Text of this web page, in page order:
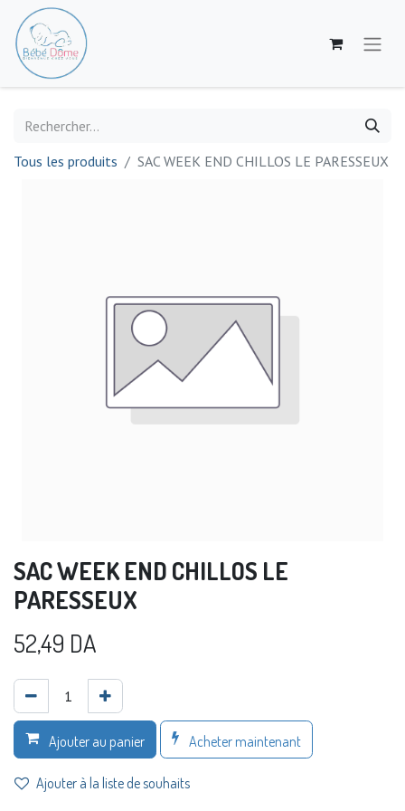
Tous les produits SAC WEEK END CHILLOS LE PARESSEUX
SAC WEEK END CHILLOS LE
PARESSEUX
52,49 DA
Ajouter au panier Acheter maintenant
Ajouter à la liste de souhaits